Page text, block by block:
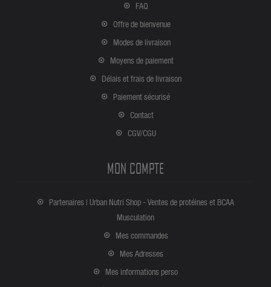
FAQ
Offre de bienvenue
Modes de livraison
Moyens de paiement
Délais et frais de livraison
Paiement sécurisé
Contact
CGV/CGU
MON COMPTE
Partenaires | Urban Nutri Shop - Ventes de protéines et BCAA
Musculation
Mes commandes
Mes Adresses
Mes informations perso